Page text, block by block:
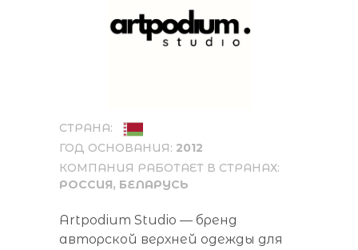
Artpodium Studio — бренд
авторской верхней одежды для
ГОД ОСНОВАНИЯ: 2012
КОМПАНИЯ РАБОТАЕТ В СТРАНАХ:
РОССИЯ, БЕЛАРУСЬ
СТРАНА: